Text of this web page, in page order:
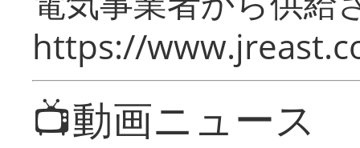
https://
📺動画ニュース